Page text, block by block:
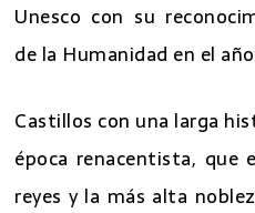
Unesco con su
de la Humanidad en el
Castillos con una larga
época renacentista, que
reyes y la más alta